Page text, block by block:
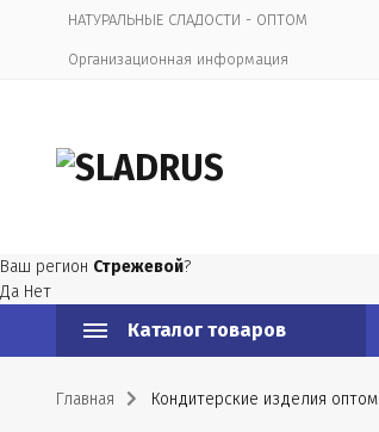
НАТУРАЛЬНЫЕ СЛАДОСТИ - ОПТОМ
Организационная информация
Ваш регион Стрежевой?
Да Нет
Каталог товаров
Главная Кондитерские изделия оптом